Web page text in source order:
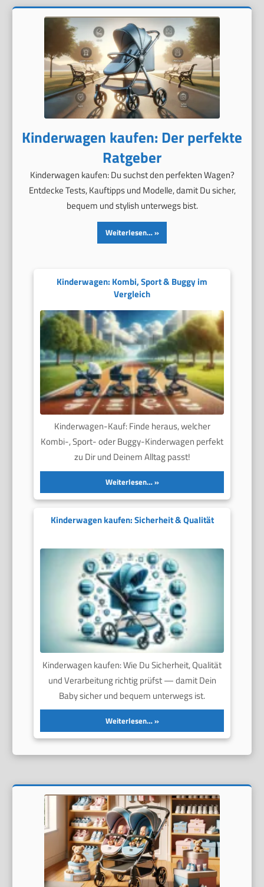
Kinderwagen kaufen: Der perfekte
Ratgeber
Kinderwagen kaufen: Du suchst den perfekten Wagen?
Entdecke Tests, Kauftipps und Modelle, damit Du sicher,
bequem und stylish unterwegs bist.
Weiterlesen…
Kinderwagen: Kombi, Sport & Buggy im
Vergleich
Kinderwagen-Kauf: Finde heraus, welcher
Kombi-, Sport- oder Buggy-Kinderwagen perfekt
zu Dir und Deinem Alltag passt!
Weiterlesen…
Kinderwagen kaufen: Sicherheit & Qualität
Kinderwagen kaufen: Wie Du Sicherheit, Qualität
und Verarbeitung richtig prüfst — damit Dein
Baby sicher und bequem unterwegs ist.
Weiterlesen…